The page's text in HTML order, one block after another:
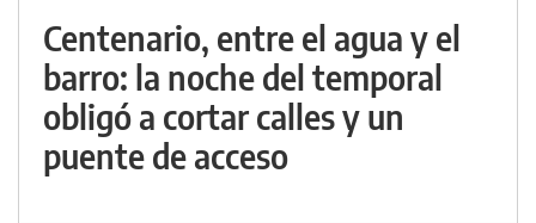
Centenario, entre el agua y el
barro: la noche del temporal
obligó a cortar calles y un
puente de acceso